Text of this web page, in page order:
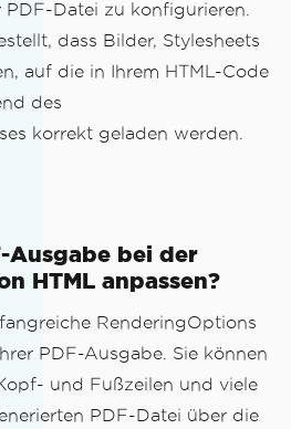
PDF-Datei zu konfigurieren.
dass Bilder, Stylesheets
auf die in Ihrem HTML-Code
des
korrekt geladen werden.
Ausgabe bei der
HTML anpassen?
RenderingOptions
PDF-Ausgabe. Sie können
und Fußzeilen und viele
PDF-Datei über die